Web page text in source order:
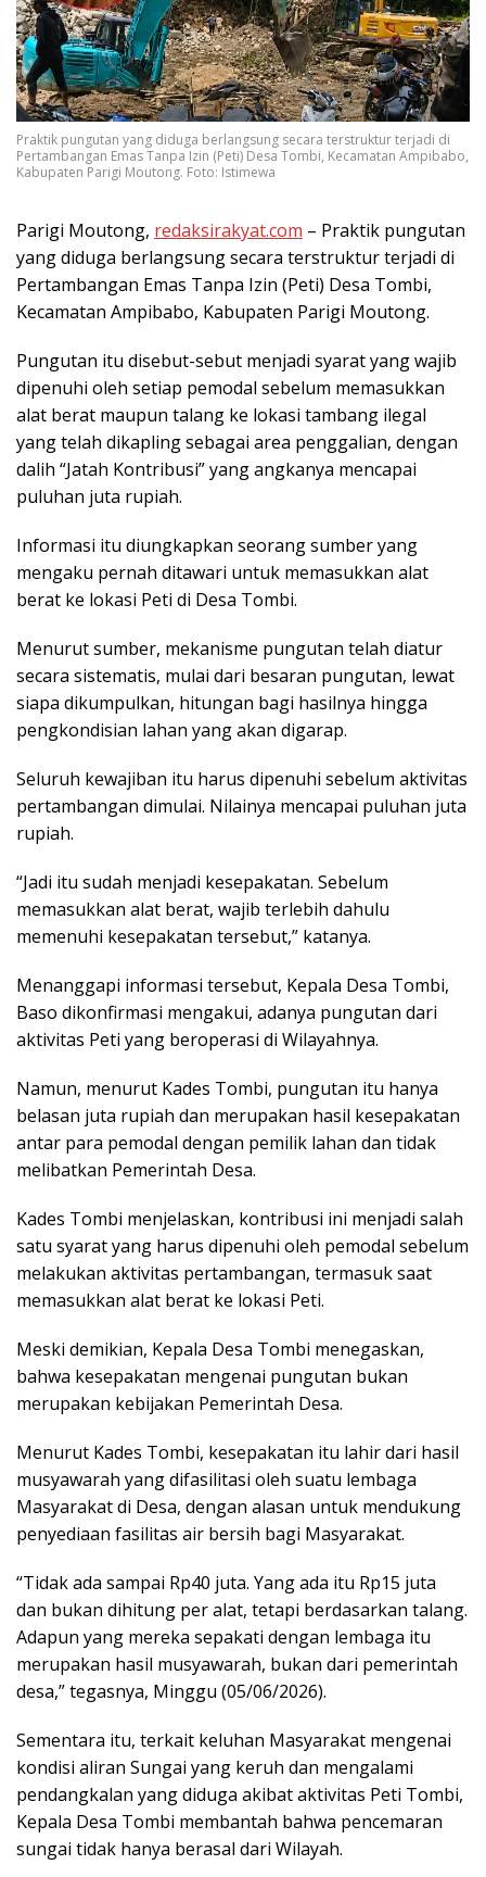
Praktik pungutan yang diduga berlangsung secara terstruktur terjadi di
Pertambangan Emas Tanpa Izin (Peti) Desa Tombi, Kecamatan Ampibabo,
Kabupaten Parigi Moutong. Foto: Istimewa
Parigi Moutong, redaksirakyat.com – Praktik pungutan
yang diduga berlangsung secara terstruktur terjadi di
Pertambangan Emas Tanpa Izin (Peti) Desa Tombi,
Kecamatan Ampibabo, Kabupaten Parigi Moutong.
Pungutan itu disebut-sebut menjadi syarat yang wajib
dipenuhi oleh setiap pemodal sebelum memasukkan
alat berat maupun talang ke lokasi tambang ilegal
yang telah dikapling sebagai area penggalian, dengan
dalih “Jatah Kontribusi” yang angkanya mencapai
puluhan juta rupiah.
Informasi itu diungkapkan seorang sumber yang
mengaku pernah ditawari untuk memasukkan alat
berat ke lokasi Peti di Desa Tombi.
Menurut sumber, mekanisme pungutan telah diatur
secara sistematis, mulai dari besaran pungutan, lewat
siapa dikumpulkan, hitungan bagi hasilnya hingga
pengkondisian lahan yang akan digarap.
Seluruh kewajiban itu harus dipenuhi sebelum aktivitas
pertambangan dimulai. Nilainya mencapai puluhan juta
rupiah.
“Jadi itu sudah menjadi kesepakatan. Sebelum
memasukkan alat berat, wajib terlebih dahulu
memenuhi kesepakatan tersebut,” katanya.
Menanggapi informasi tersebut, Kepala Desa Tombi,
Baso dikonfirmasi mengakui, adanya pungutan dari
aktivitas Peti yang beroperasi di Wilayahnya.
Namun, menurut Kades Tombi, pungutan itu hanya
belasan juta rupiah dan merupakan hasil kesepakatan
antar para pemodal dengan pemilik lahan dan tidak
melibatkan Pemerintah Desa.
Kades Tombi menjelaskan, kontribusi ini menjadi salah
satu syarat yang harus dipenuhi oleh pemodal sebelum
melakukan aktivitas pertambangan, termasuk saat
memasukkan alat berat ke lokasi Peti.
Meski demikian, Kepala Desa Tombi menegaskan,
bahwa kesepakatan mengenai pungutan bukan
merupakan kebijakan Pemerintah Desa.
Menurut Kades Tombi, kesepakatan itu lahir dari hasil
musyawarah yang difasilitasi oleh suatu lembaga
Masyarakat di Desa, dengan alasan untuk mendukung
penyediaan fasilitas air bersih bagi Masyarakat.
“Tidak ada sampai Rp40 juta. Yang ada itu Rp15 juta
dan bukan dihitung per alat, tetapi berdasarkan talang.
Adapun yang mereka sepakati dengan lembaga itu
merupakan hasil musyawarah, bukan dari pemerintah
desa,” tegasnya, Minggu (05/06/2026).
Sementara itu, terkait keluhan Masyarakat mengenai
kondisi aliran Sungai yang keruh dan mengalami
pendangkalan yang diduga akibat aktivitas Peti Tombi,
Kepala Desa Tombi membantah bahwa pencemaran
sungai tidak hanya berasal dari Wilayah.